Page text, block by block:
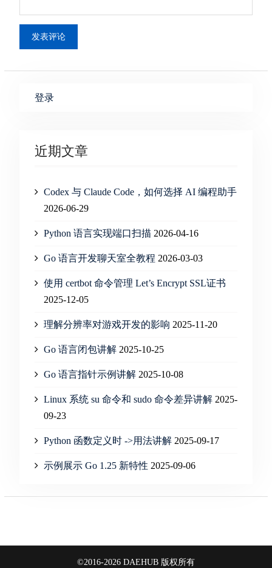
登录
近期文章
Codex 与 Claude Code，如何选择 AI 编程助手
2026-06-29
Python 语言实现端口扫描 2026-04-16
Go 语言开发聊天室全教程 2026-03-03
使用 certbot 命令管理 Let’s Encrypt SSL证书
2025-12-05
理解分辨率对游戏开发的影响 2025-11-20
Go 语言闭包讲解 2025-10-25
Go 语言指针示例讲解 2025-10-08
Linux 系统 su 命令和 sudo 命令差异讲解 2025-
09-23
Python 函数定义时 ->用法讲解 2025-09-17
示例展示 Go 1.25 新特性 2025-09-06
©2016-2026 DAEHUB 版权所有